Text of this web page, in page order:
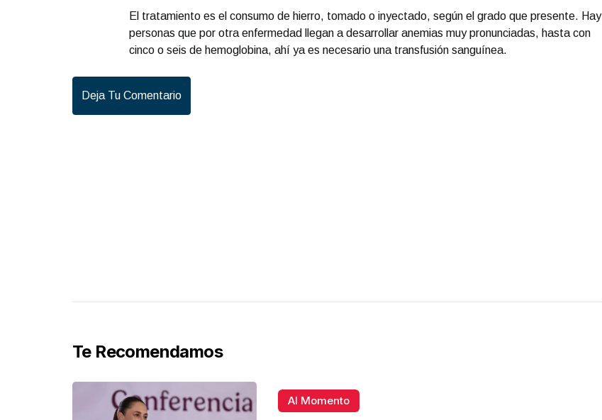
El tratamiento es el consumo de hierro, tomado o inyectado, según el grado que presente. Hay
personas que por otra enfermedad llegan a desarrollar anemias muy pronunciadas, hasta con
cinco o seis de hemoglobina, ahí ya es necesario una transfusión sanguínea.
Deja Tu Comentario
Te Recomendamos
Al Momento
REPORTE4 | 03 10 2025 con Rodolfo Flores.
REPORTE4 | 03 10 2025 con Rodolfo Flores